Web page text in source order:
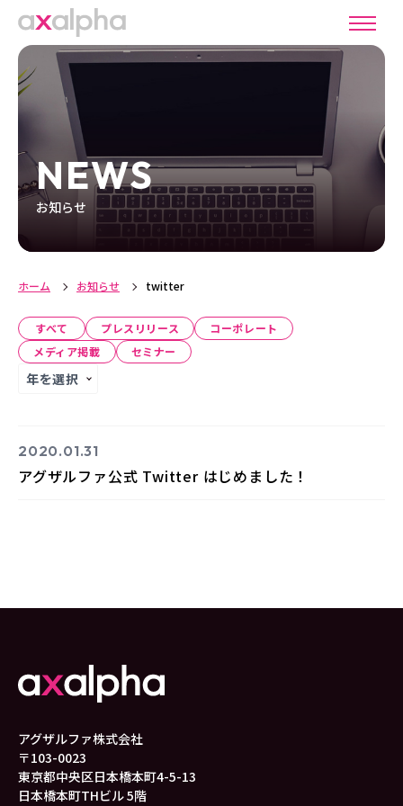
NEWS
お知らせ
ホーム お知らせ twitter
すべて プレスリリース
コーポレート
メディア掲載
セミナー
2020.01.31
アグザルファ公式 Twitter はじめました！
アグザルファ株式会社
〒103-0023
東京都中央区日本橋本町4-5-13
日本橋本町THビル 5階